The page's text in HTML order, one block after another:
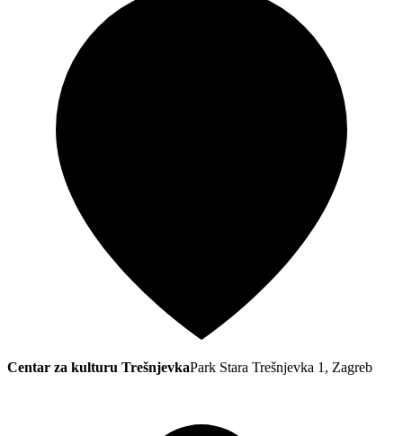
Centar za kulturu TrešnjevkaPark Stara Trešnjevka 1, Zagreb